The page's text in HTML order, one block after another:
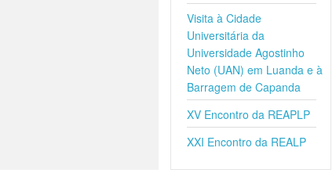
Visita à Cidade
Universitária da
Universidade Agostinho
Neto (UAN) em Luanda e à
Barragem de Capanda
XV Encontro da REAPLP
XXI Encontro da REALP